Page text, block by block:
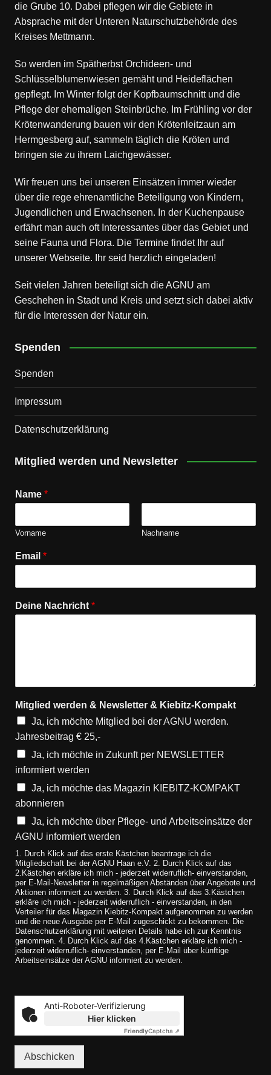
die Grube 10. Dabei pflegen wir die Gebiete in
Absprache mit der Unteren Naturschutzbehörde des
Kreises Mettmann.
So werden im Spätherbst Orchideen- und
Schlüsselblumenwiesen gemäht und Heideflächen
gepflegt. Im Winter folgt der Kopfbaumschnitt und die
Pflege der ehemaligen Steinbrüche. Im Frühling vor der
Krötenwanderung bauen wir den Krötenleitzaun am
Hermgesberg auf, sammeln täglich die Kröten und
bringen sie zu ihrem Laichgewässer.
Wir freuen uns bei unseren Einsätzen immer wieder
über die rege ehrenamtliche Beteiligung von Kindern,
Jugendlichen und Erwachsenen. In der Kuchenpause
erfährt man auch oft Interessantes über das Gebiet und
seine Fauna und Flora. Die Termine findet Ihr auf
unserer Webseite. Ihr seid herzlich eingeladen!
Seit vielen Jahren beteiligt sich die AGNU am
Geschehen in Stadt und Kreis und setzt sich dabei aktiv
für die Interessen der Natur ein.
Spenden
Spenden
Impressum
Datenschutz­erklärung
Mitglied werden und Newsletter
Name *
Vorname Nachname
Email *
Deine Nachricht *
Mitglied werden & Newsletter & Kiebitz-Kompakt
Ja, ich möchte Mitglied bei der AGNU werden.
Jahresbeitrag € 25,-
Ja, ich möchte in Zukunft per NEWSLETTER
informiert werden
Ja, ich möchte das Magazin KIEBITZ-KOMPAKT
abonnieren
Ja, ich möchte über Pflege- und Arbeitseinsätze der
AGNU informiert werden
1. Durch Klick auf das erste Kästchen beantrage ich die
Mitgliedschaft bei der AGNU Haan e.V. 2. Durch Klick auf das
2.Kästchen erkläre ich mich - jederzeit widerruflich- einverstanden,
per E-Mail-Newsletter in regelmäßigen Abständen über Angebote und
Aktionen informiert zu werden. 3. Durch Klick auf das 3.Kästchen
erkläre ich mich - jederzeit widerruflich - einverstanden, in den
Verteiler für das Magazin Kiebitz-Kompakt aufgenommen zu werden
und die neue Ausgabe per E-Mail zugeschickt zu bekommen. Die
Datenschutzerklärung mit weiteren Details habe ich zur Kenntnis
genommen. 4. Durch Klick auf das 4.Kästchen erkläre ich mich -
jederzeit widerruflich- einverstanden, per E-Mail über künftige
Arbeitseinsätze der AGNU informiert zu werden.
Anti-Roboter-Verifizierung
Hier klicken
FriendlyCaptcha ⇗
Abschicken